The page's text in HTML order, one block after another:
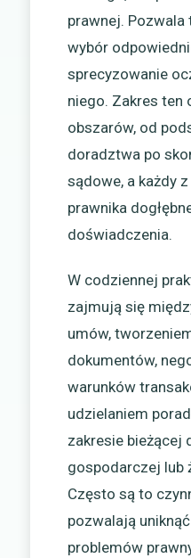
prawnej.
wybór
sprecyzowanie
niego. Zakres ten
obszarów, od
doradztwa po
sądowe, a każdy
prawnika
doświadczenia.
W codziennej
zajmują się
umów,
dokumentów,
warunków
udzielaniem
zakresie bieżącej
gospodarczej lub
Często są to
pozwalają
problemów